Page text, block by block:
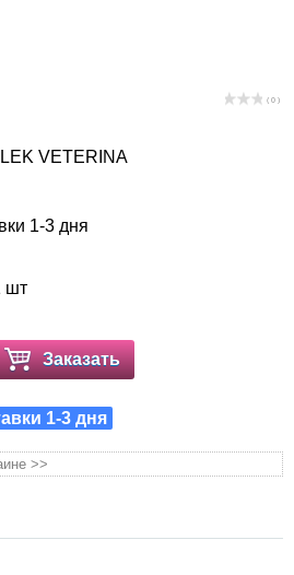
( 0 )
VETERINA
1-3 дня
шт
Заказать
1-3 дня
>>
диеты
та витратні